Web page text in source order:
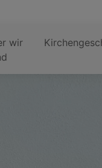
wir